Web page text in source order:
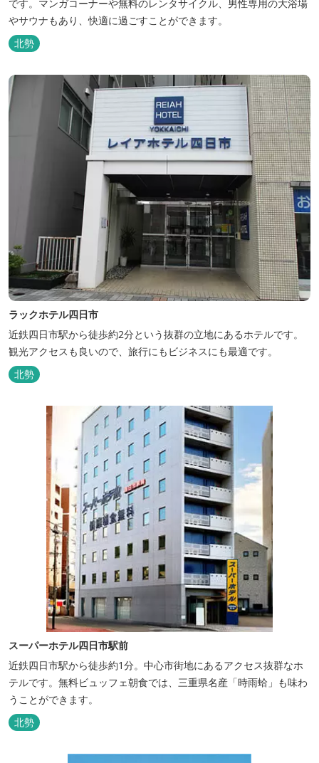
です。マンガコーナーや無料のレンタサイクル、男性専用の大浴場
やサウナもあり、快適に過ごすことができます。
北勢
ラックホテル四日市
近鉄四日市駅から徒歩約2分という抜群の立地にあるホテルです。
観光アクセスも良いので、旅行にもビジネスにも最適です。
北勢
スーパーホテル四日市駅前
近鉄四日市駅から徒歩約1分。中心市街地にあるアクセス抜群なホ
テルです。無料ビュッフェ朝食では、三重県名産「時雨蛤」も味わ
うことができます。
北勢